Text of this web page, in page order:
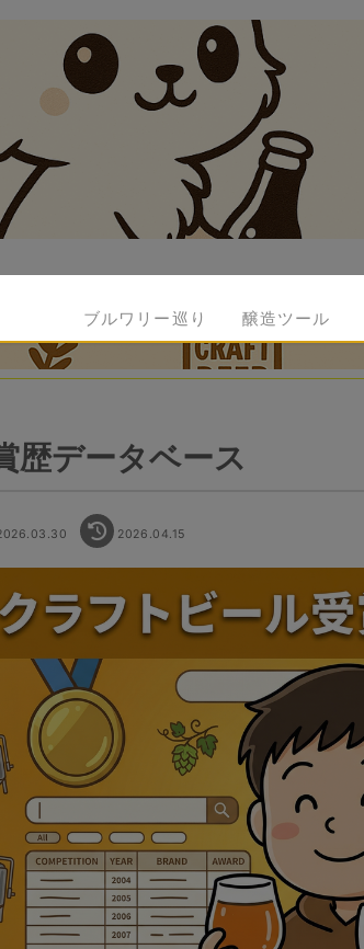
ブルワリー巡り 醸造ツール
歴データベース
2026.04.15